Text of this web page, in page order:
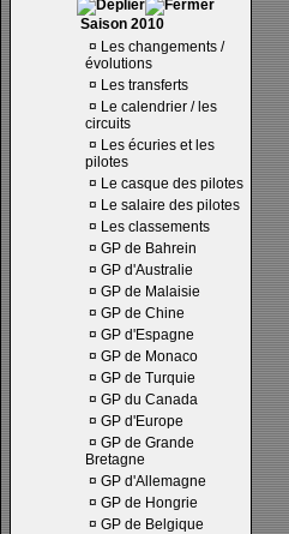
Saison 2010
¤ Les changements /
évolutions
¤ Les transferts
¤ Le calendrier / les
circuits
¤ Les écuries et les
pilotes
¤ Le casque des pilotes
¤ Le salaire des pilotes
¤ Les classements
¤ GP de Bahrein
¤ GP d'Australie
¤ GP de Malaisie
¤ GP de Chine
¤ GP d'Espagne
¤ GP de Monaco
¤ GP de Turquie
¤ GP du Canada
¤ GP d'Europe
¤ GP de Grande
Bretagne
¤ GP d'Allemagne
¤ GP de Hongrie
¤ GP de Belgique